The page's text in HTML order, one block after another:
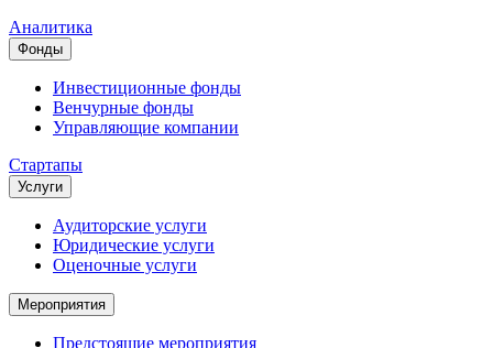
Аналитика
Фонды
Инвестиционные фонды
Венчурные фонды
Управляющие компании
Стартапы
Услуги
Аудиторские услуги
Юридические услуги
Оценочные услуги
Мероприятия
Предстоящие мероприятия